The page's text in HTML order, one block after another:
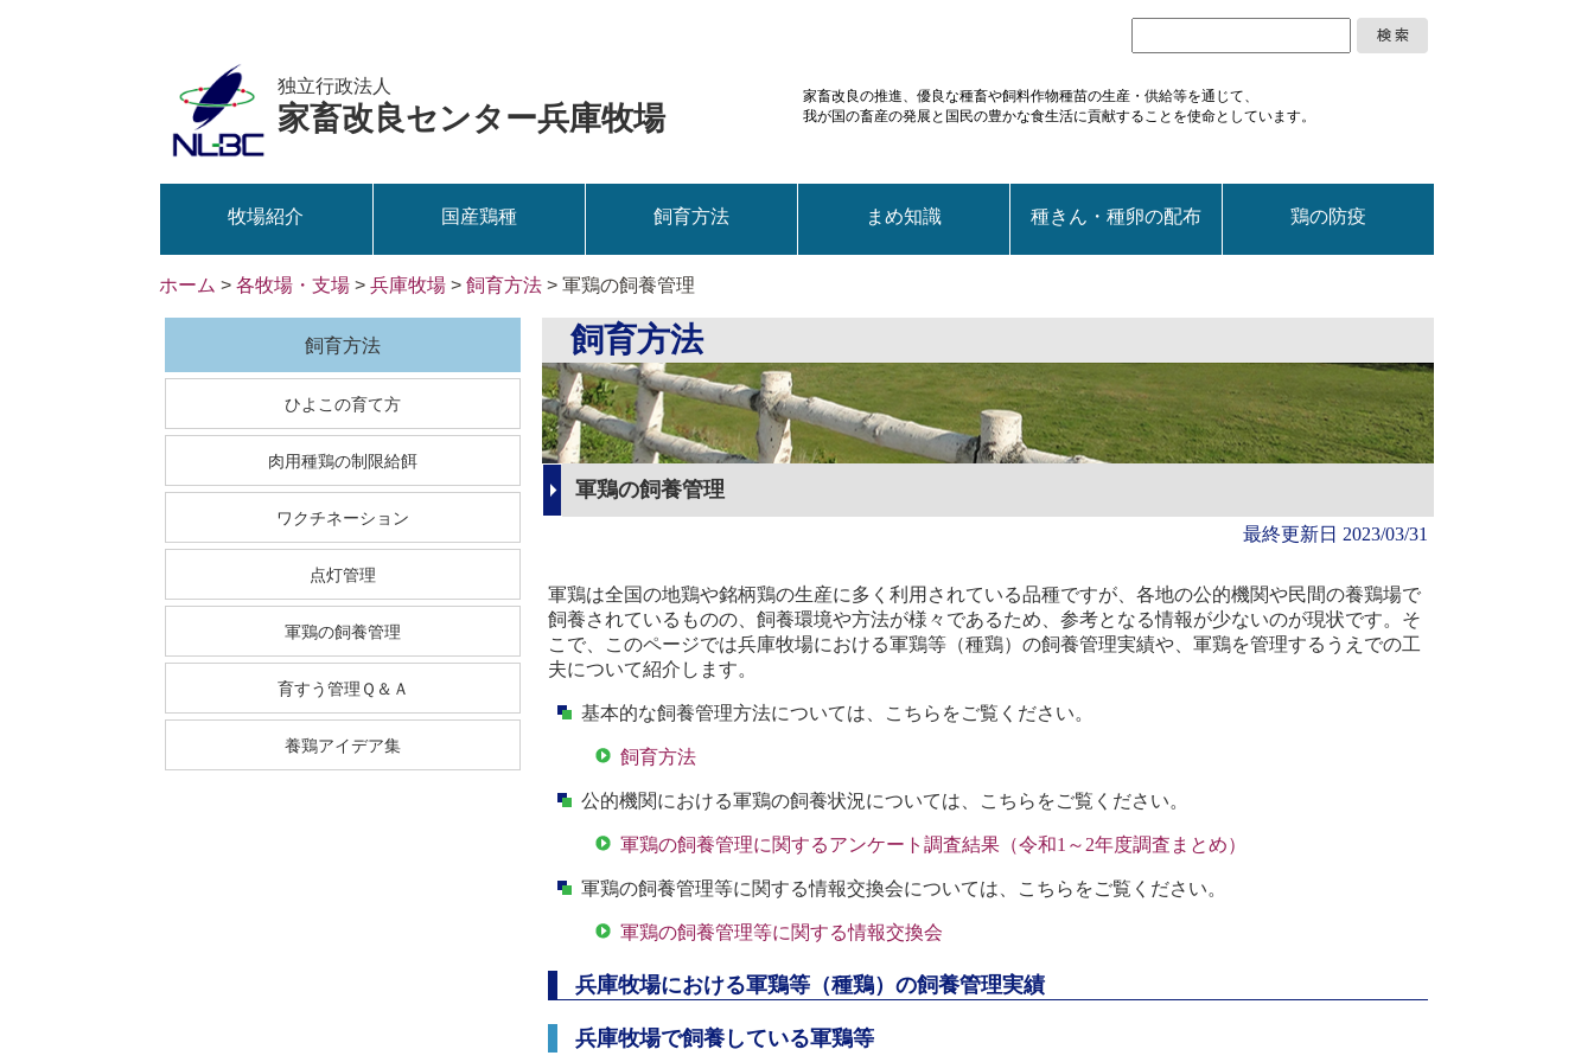
独立行政法人
家畜改良センター兵庫牧場
家畜改良の推進、優良な種畜や飼料作物種苗の生産・供給等を通じて、
我が国の畜産の発展と国民の豊かな食生活に貢献することを使命としています。
牧場紹介 国産鶏種 飼育方法 まめ知識 種きん・種卵の配布 鶏の防疫
ホーム >各牧場・支場 >兵庫牧場 >飼育方法 > 軍鶏の飼養管理
飼育方法
ひよこの育て方
肉用種鶏の制限給餌
ワクチネーション
点灯管理
軍鶏の飼養管理
育すう管理Ｑ＆Ａ
養鶏アイデア集
飼育方法
軍鶏の飼養管理
最終更新日 2023/03/31
軍鶏は全国の地鶏や銘柄鶏の生産に多く利用されている品種ですが、各地の公的機関や民間の養鶏場で
飼養されているものの、飼養環境や方法が様々であるため、参考となる情報が少ないのが現状です。そ
こで、このページでは兵庫牧場における軍鶏等（種鶏）の飼養管理実績や、軍鶏を管理するうえでの工
夫について紹介します。
基本的な飼養管理方法については、こちらをご覧ください。
飼育方法
公的機関における軍鶏の飼養状況については、こちらをご覧ください。
軍鶏の飼養管理に関するアンケート調査結果（令和1～2年度調査まとめ）
軍鶏の飼養管理等に関する情報交換会については、こちらをご覧ください。
軍鶏の飼養管理等に関する情報交換会
兵庫牧場における軍鶏等（種鶏）の飼養管理実績
兵庫牧場で飼養している軍鶏等